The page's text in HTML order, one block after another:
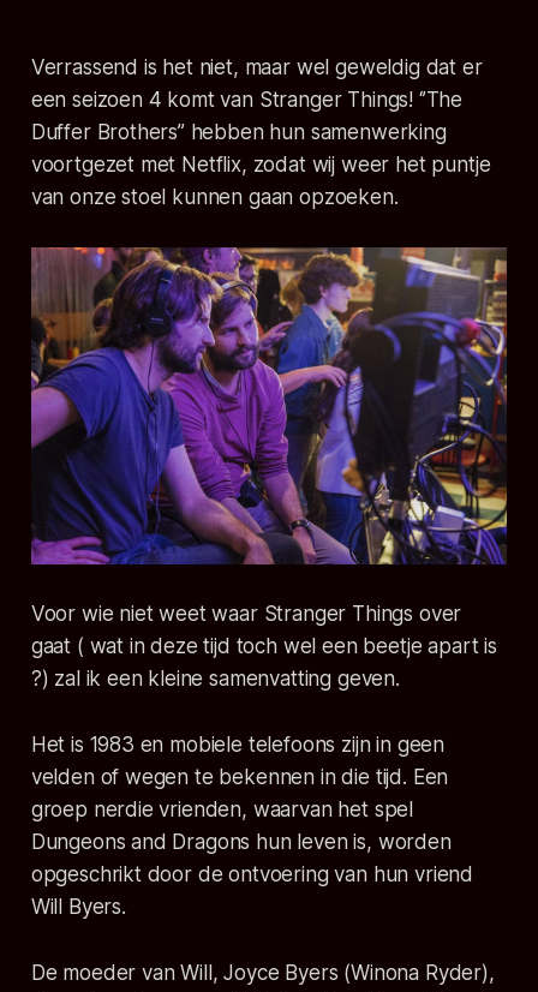
Verrassend is het niet, maar wel geweldig dat er
een seizoen 4 komt van Stranger Things! ‘’The
Duffer Brothers’’ hebben hun samenwerking
voortgezet met Netflix, zodat wij weer het puntje
van onze stoel kunnen gaan opzoeken.
Voor wie niet weet waar Stranger Things over
gaat ( wat in deze tijd toch wel een beetje apart is
?) zal ik een kleine samenvatting geven.
Het is 1983 en mobiele telefoons zijn in geen
velden of wegen te bekennen in die tijd. Een
groep nerdie vrienden, waarvan het spel
Dungeons and Dragons hun leven is, worden
opgeschrikt door de ontvoering van hun vriend
Will Byers.
De moeder van Will, Joyce Byers (Winona Ryder),